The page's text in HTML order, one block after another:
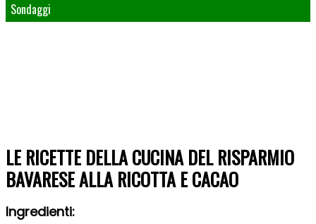
Sondaggi
LE RICETTE DELLA CUCINA DEL RISPARMIO
BAVARESE ALLA RICOTTA E CACAO
Ingredienti: